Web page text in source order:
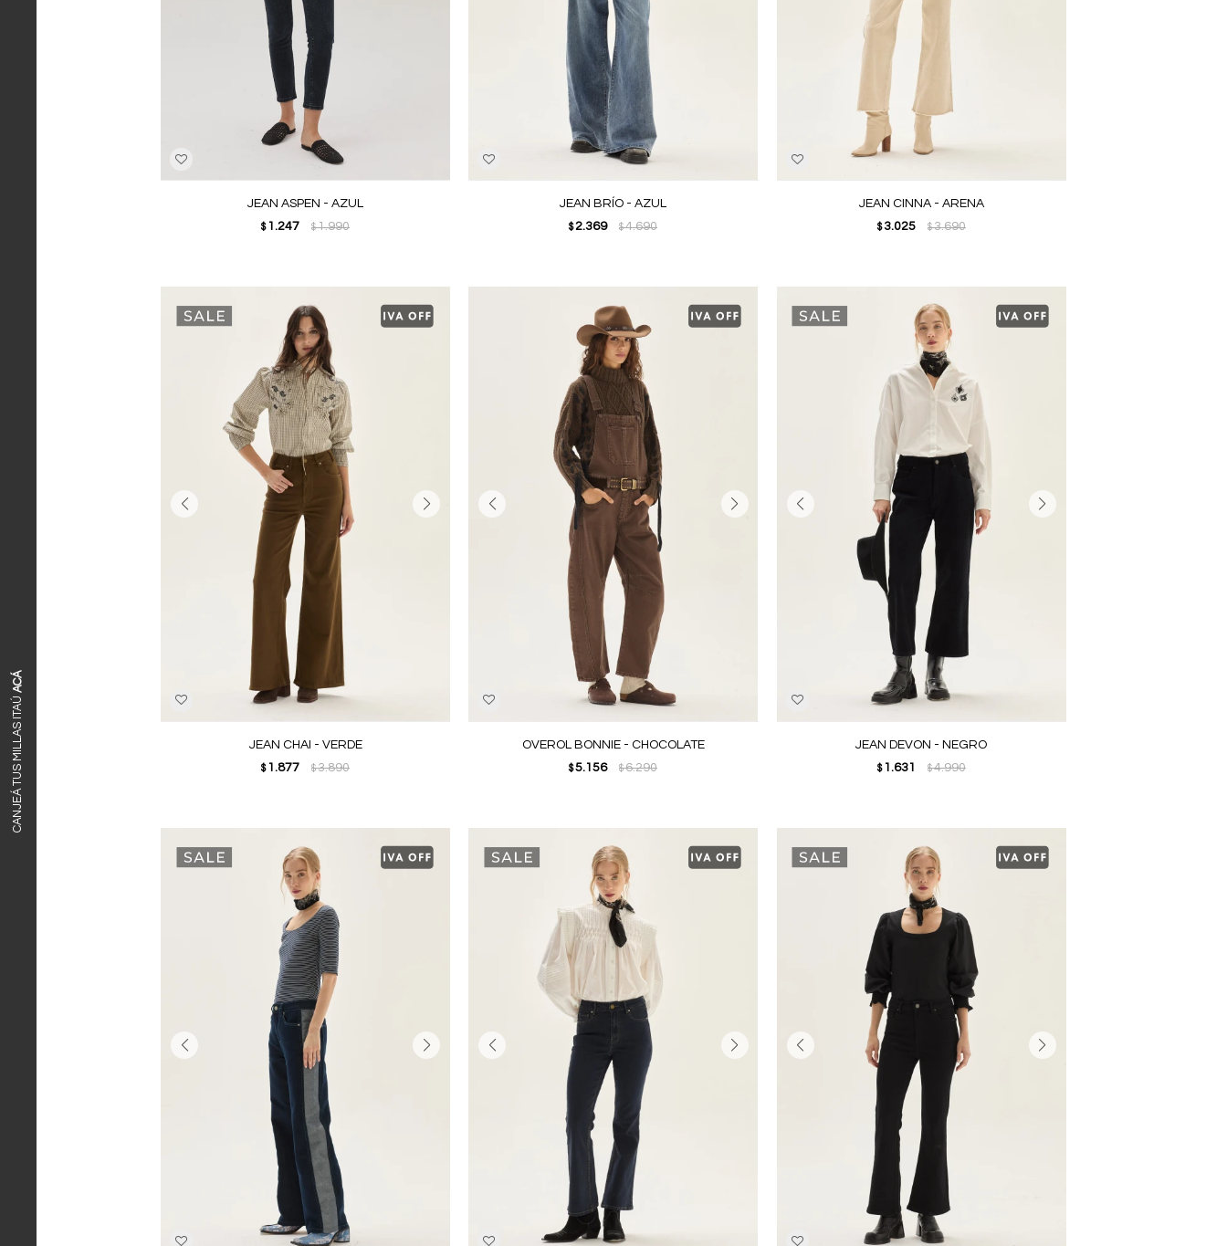
CANJEÁ TUS MILLAS ITAÚ
ACÁ
JEAN ASPEN - AZUL
$ 1.247 $1.990
JEAN BRÍO - AZUL
$2.369 $4.690
JEAN CINNA - ARENA
$ 3.025 $3.690
JEAN CHAI - VERDE
$ 1.877 $3.890
OVEROL BONNIE - CHOCOLATE
$5.156 $6.290
JEAN DEVON - NEGRO
$ 1.631 $4.990